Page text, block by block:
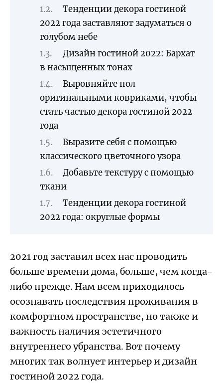
Тенденции декора гостиной
2022 года заставляют задуматься о
голубом небе
Дизайн гостиной 2022: Бархат
в насыщенных тонах
Выровняйте пол
оригинальными ковриками, чтобы
стать частью декора гостиной 2022
года
Выразите себя с помощью
классического цветочного узора
Добавьте текстуру с помощью
ткани
Тенденции декора гостиной
2022 года: округлые формы
2021 год заставил всех нас проводить
больше времени дома, больше, чем когда-
либо прежде. Нам всем приходилось
осознавать последствия проживания в
комфортном пространстве, но также и
важность наличия эстетичного
внутреннего убранства. Вот почему
многих так волнует интерьер и дизайн
гостиной 2022 года.